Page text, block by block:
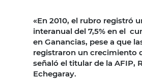
«En 2010, el rubro registró
interanual del 7,5% en el
en Ganancias, pese a que
registraron un crecimiento
señaló el titular de la AFIP,
Echegaray.